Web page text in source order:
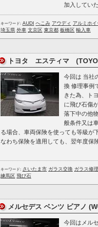
加入してい
キーワード: AUDI へこみ アウディ アルミホ
埼玉県 外車 文京区 東京都 板橋区 輸入車
トヨタ エスティマ
今回は 当社
換 修理事例
きた為、ト
に飛び石傷
落下中の他
般条件又は
る場合、車両保険を使っても等級が
なわち保険を適用しても、翌年度保
キーワード: さいたま市 ガラス交換 ガラス修理
練馬区 飛び石
メルセデス ベンツ ビアノ
今回はメル